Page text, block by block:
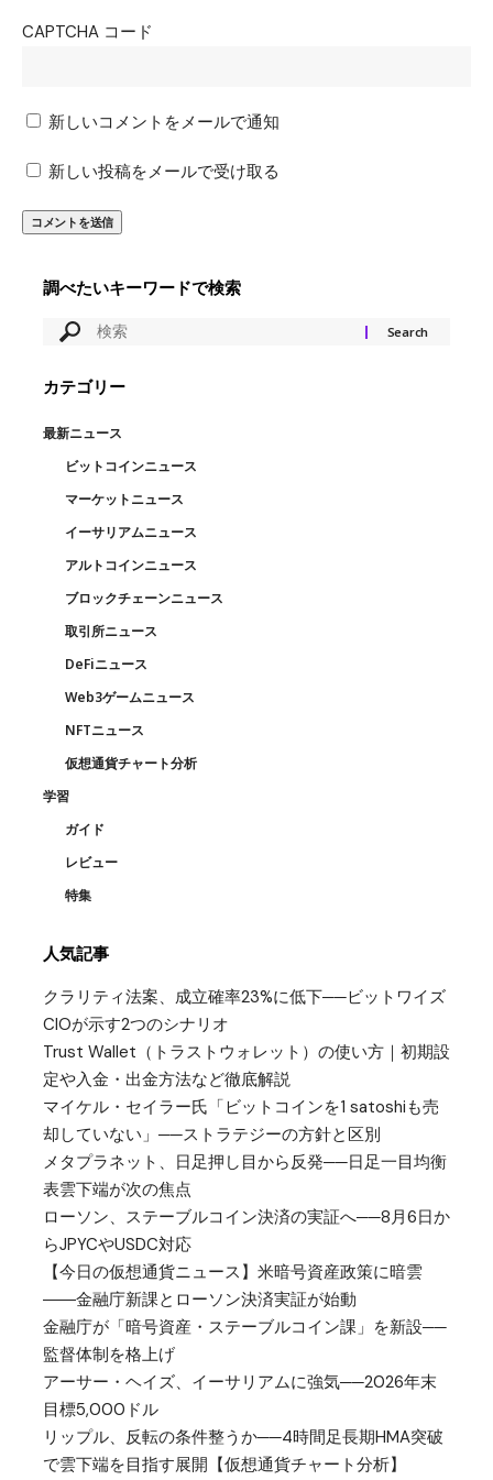
CAPTCHA コード
新しいコメントをメールで通知
新しい投稿をメールで受け取る
調べたいキーワードで検索
カテゴリー
最新ニュース
ビットコインニュース
マーケットニュース
イーサリアムニュース
アルトコインニュース
ブロックチェーンニュース
取引所ニュース
DeFiニュース
Web3ゲームニュース
NFTニュース
仮想通貨チャート分析
学習
ガイド
レビュー
特集
人気記事
クラリティ法案、成立確率23%に低下──ビットワイズ
CIOが示す2つのシナリオ
Trust Wallet（トラストウォレット）の使い方｜初期設
定や入金・出金方法など徹底解説
マイケル・セイラー氏「ビットコインを1 satoshiも売
却していない」──ストラテジーの方針と区別
メタプラネット、日足押し目から反発──日足一目均衡
表雲下端が次の焦点
ローソン、ステーブルコイン決済の実証へ──8月6日か
らJPYCやUSDC対応
【今日の仮想通貨ニュース】米暗号資産政策に暗雲
――金融庁新課とローソン決済実証が始動
金融庁が「暗号資産・ステーブルコイン課」を新設──
監督体制を格上げ
アーサー・ヘイズ、イーサリアムに強気──2026年末
目標5,000ドル
リップル、反転の条件整うか──4時間足長期HMA突破
で雲下端を目指す展開【仮想通貨チャート分析】